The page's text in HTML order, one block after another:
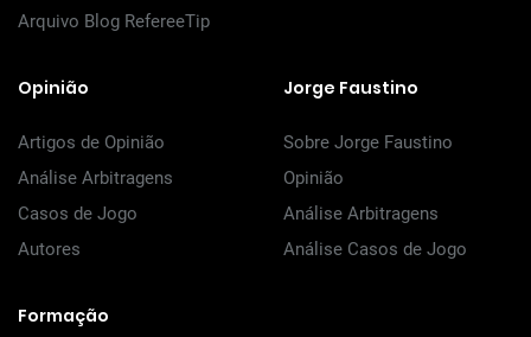
Arquivo Blog RefereeTip
Opinião
Artigos de Opinião
Análise Arbitragens
Casos de Jogo
Autores
Jorge Faustino
Sobre Jorge Faustino
Opinião
Análise Arbitragens
Análise Casos de Jogo
Formação